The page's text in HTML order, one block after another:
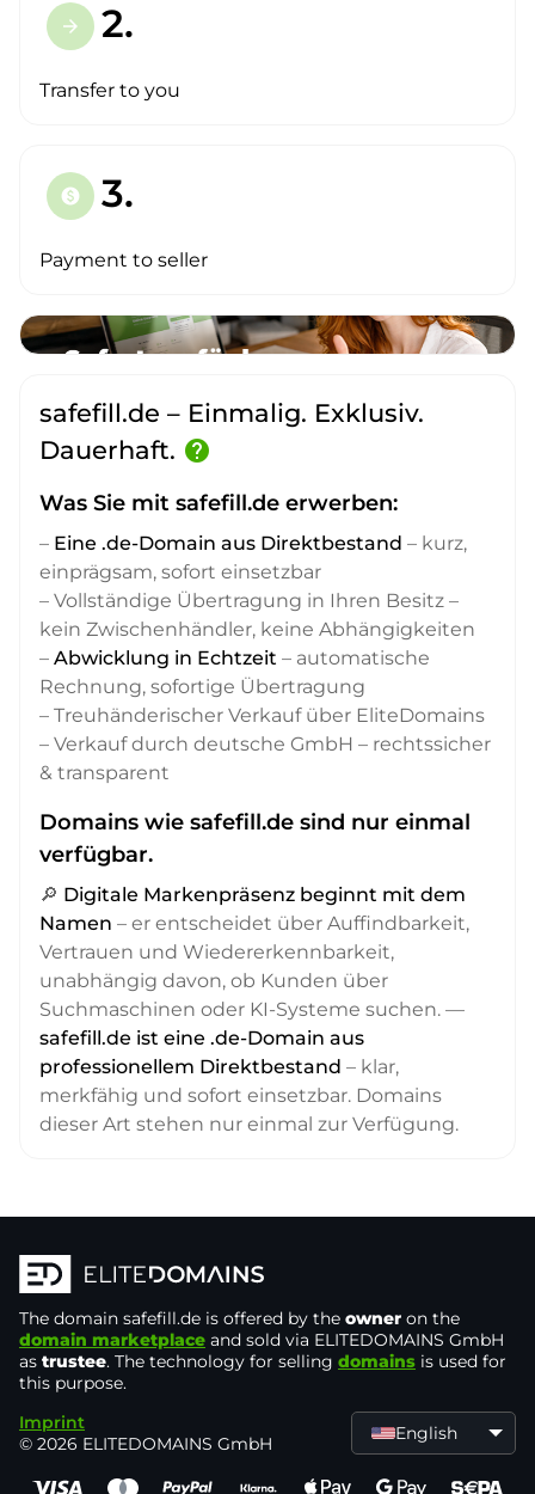
arrow_forward 2.
Transfer to you
paid 3.
Payment to seller
safefill.de – Einmalig. Exklusiv.
Dauerhaft. help
Was Sie mit safefill.de erwerben:
– Eine .de-Domain aus Direktbestand – kurz,
einprägsam, sofort einsetzbar
– Vollständige Übertragung in Ihren Besitz –
kein Zwischenhändler, keine Abhängigkeiten
– Abwicklung in Echtzeit – automatische
Rechnung, sofortige Übertragung
– Treuhänderischer Verkauf über EliteDomains
– Verkauf durch deutsche GmbH – rechtssicher
& transparent
Domains wie safefill.de sind nur einmal
verfügbar.
🔎 Digitale Markenpräsenz beginnt mit dem
Namen – er entscheidet über Auffindbarkeit,
Vertrauen und Wiedererkennbarkeit,
unabhängig davon, ob Kunden über
Suchmaschinen oder KI-Systeme suchen. —
safefill.de ist eine .de-Domain aus
professionellem Direktbestand – klar,
merkfähig und sofort einsetzbar. Domains
dieser Art stehen nur einmal zur Verfügung.
The domain safefill.de is offered by the owner on the
domain marketplace and sold via ELITEDOMAINS GmbH
as trustee. The technology for selling domains is used for
this purpose.
Imprint
© 2026 ELITEDOMAINS GmbH
English